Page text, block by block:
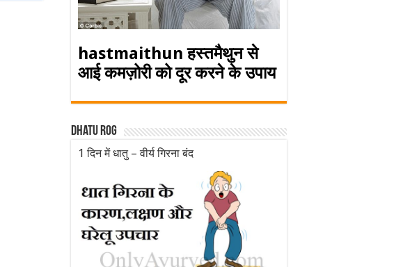
hastmaithun हस्तमैथुन से
आई कमज़ोरी को दूर करने के उपाय
Dhatu rog
1 दिन में धातु – वीर्य गिरना बंद